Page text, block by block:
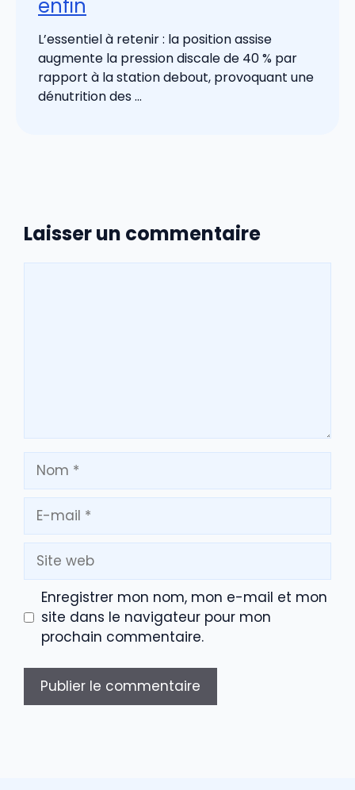
enfin
L’essentiel à retenir : la position assise
augmente la pression discale de 40 % par
rapport à la station debout, provoquant une
dénutrition des ...
Laisser un commentaire
Nom
mail
Site
web
Enregistrer mon nom, mon e-mail et mon
site dans le navigateur pour mon
prochain commentaire.